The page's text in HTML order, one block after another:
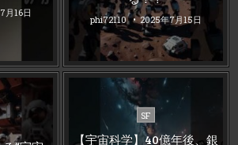
月16日
phi72110 2025年7月15日
Posted
in
SF
【宇宙科学】40億年後、銀